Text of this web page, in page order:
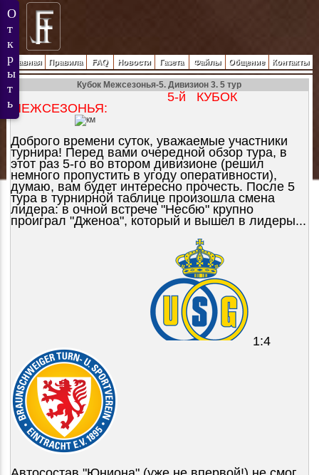
Главная Правила FAQ Новости Газета Файлы Общение Контакты
Кубок Межсезонья-5. Дивизион 3. 5 тур
5-й КУБОК
МЕЖСЕЗОНЬЯ:
Доброго времени суток, уважаемые участники
турнира! Перед вами очередной обзор тура, в
этот раз 5-го во втором дивизионе (решил
немного пропустить в угоду оперативности),
думаю, вам будет интересно прочесть. После 5
тура в турнирной таблице произошла смена
лидера: в очной встрече "Несбю" крупно
проиграл "Дженоа", который и вышел в лидеры...
1:4